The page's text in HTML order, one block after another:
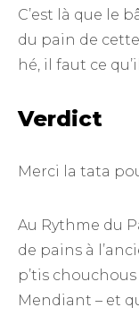
C’est là que le
du pain de
hé, il faut ce
Verdict
Merci la tata
Au Rythme du
de pains à
p’tis
Mendiant – et